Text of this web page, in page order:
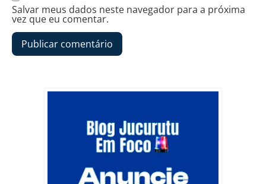
Salvar meus dados neste navegador para a próxima
vez que eu comentar.